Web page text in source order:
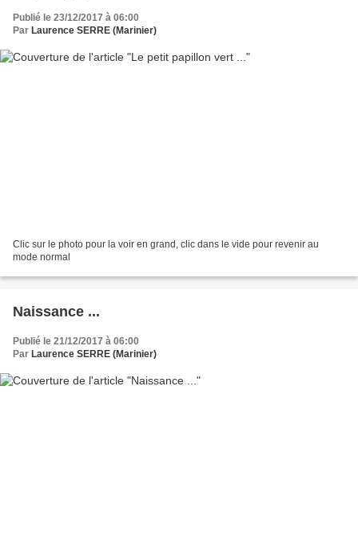
Publié le 23/12/2017 à 06:00
Par Laurence SERRE (Marinier)
Clic sur le photo pour la voir en grand, clic dans le vide pour revenir au
mode normal
Naissance ...
Publié le 21/12/2017 à 06:00
Par Laurence SERRE (Marinier)